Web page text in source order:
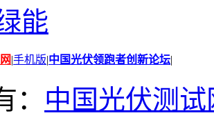
能
|手机版|中国光伏领跑者创新论坛|
中国光伏测试